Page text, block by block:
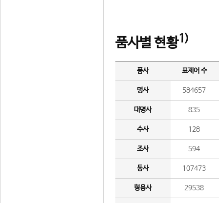
품사별 현황1)
품사 표제어 수
명사 584657
대명사 835
수사 128
조사 594
동사 107473
형용사 29538